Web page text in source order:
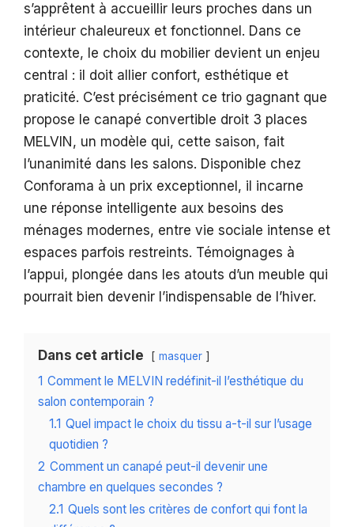
s’apprêtent à accueillir leurs proches dans un
intérieur chaleureux et fonctionnel. Dans ce
contexte, le choix du mobilier devient un enjeu
central : il doit allier confort, esthétique et
praticité. C’est précisément ce trio gagnant que
propose le canapé convertible droit 3 places
MELVIN, un modèle qui, cette saison, fait
l’unanimité dans les salons. Disponible chez
Conforama à un prix exceptionnel, il incarne
une réponse intelligente aux besoins des
ménages modernes, entre vie sociale intense et
espaces parfois restreints. Témoignages à
l’appui, plongée dans les atouts d’un meuble qui
pourrait bien devenir l’indispensable de l’hiver.
Dans cet article masquer
1 Comment le MELVIN redéfinit-il l’esthétique du
salon contemporain ?
1.1 Quel impact le choix du tissu a-t-il sur l’usage
quotidien ?
2 Comment un canapé peut-il devenir une
chambre en quelques secondes ?
2.1 Quels sont les critères de confort qui font la